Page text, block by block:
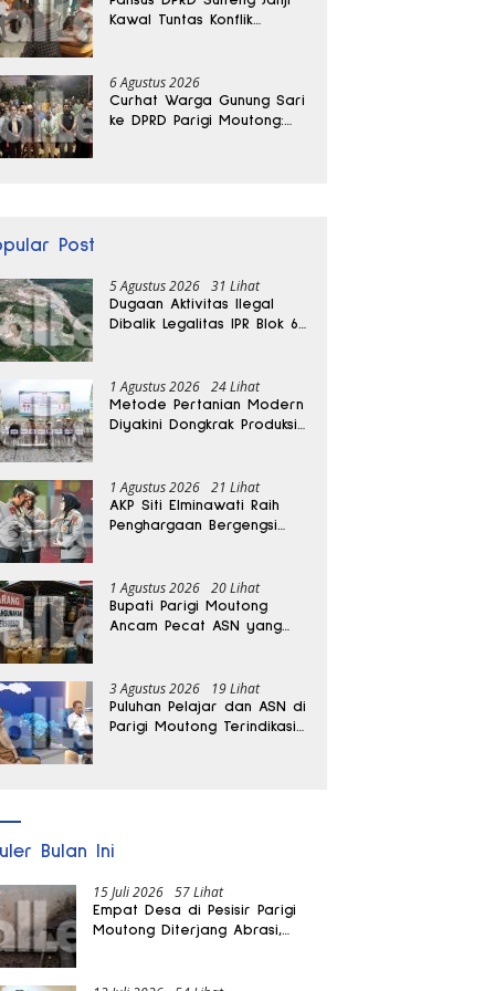
Kawal Tuntas Konflik
6 Agustus 2026
Curhat Warga Gunung Sari
ke DPRD Parigi Moutong:
Post
5 Agustus 2026 31 Lihat
Dugaan Aktivitas Ilegal
Dibalik Legalitas IPR Blok 6
1 Agustus 2026 24 Lihat
Metode Pertanian Modern
Diyakini Dongkrak Produksi
1 Agustus 2026 21 Lihat
AKP Siti Elminawati Raih
Penghargaan Bergengsi
1 Agustus 2026 20 Lihat
Bupati Parigi Moutong
Ancam Pecat ASN yang
3 Agustus 2026 19 Lihat
Puluhan Pelajar dan ASN di
Parigi Moutong Terindikasi
Bulan Ini
15 Juli 2026 57 Lihat
Empat Desa di Pesisir Parigi
Moutong Diterjang Abrasi,